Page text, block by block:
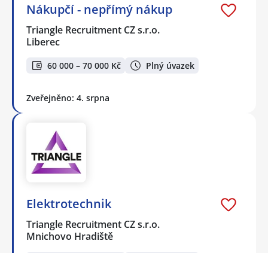
Nákupčí - nepřímý nákup
Triangle Recruitment CZ s.r.o.
Liberec
60 000 – 70 000 Kč Plný úvazek
Zveřejněno: 4. srpna
Elektrotechnik
Triangle Recruitment CZ s.r.o.
Mnichovo Hradiště